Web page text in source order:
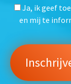
Ja, ik geef
en mij te